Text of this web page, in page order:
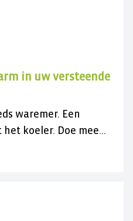
in uw versteende
waremer. Een
koeler. Doe mee